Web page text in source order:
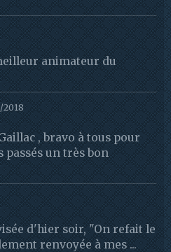
animateur du
2018
, bravo à tous pour
passés un très bon
d'hier soir, "On refait le
renvoyée à mes ...